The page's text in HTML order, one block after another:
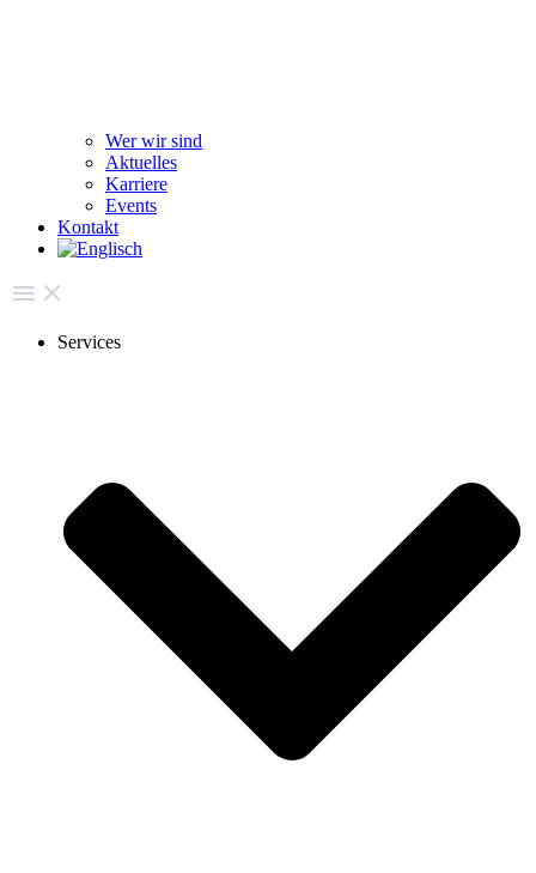
Wer wir sind
Aktuelles
Karriere
Events
Kontakt
Services